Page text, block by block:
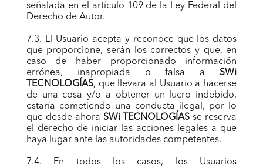
señalada en el artículo 109 de la Ley Federal del
Derecho de Autor.
7.3. El Usuario acepta y reconoce que los datos
que proporcione, serán los correctos y que, en
caso de haber proporcionado información
errónea, inapropiada o falsa a SWi
TECNOLOGÍAS, que llevara al Usuario a hacerse
de una cosa y/o a obtener un lucro indebido,
estaría cometiendo una conducta ilegal, por lo
que desde ahora SWi TECNOLOGÍAS se reserva
el derecho de iniciar las acciones legales a que
haya lugar ante las autoridades competentes.
7.4. En todos los casos, los Usuarios